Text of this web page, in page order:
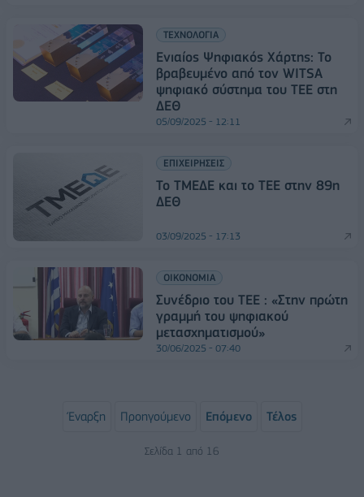
ΤΕΧΝΟΛΟΓΙΑ
Ενιαίος Ψηφιακός Χάρτης: Το
βραβευμένο από τον WITSA
ψηφιακό σύστημα του ΤΕΕ στη
ΔΕΘ
05/09/2025 - 12:11
ΕΠΙΧΕΙΡΗΣΕΙΣ
Το ΤΜΕΔΕ και το ΤΕΕ στην 89η
ΔΕΘ
03/09/2025 - 17:13
ΟΙΚΟΝΟΜΙΑ
Συνέδριο του ΤΕΕ : «Στην πρώτη
γραμμή του ψηφιακού
μετασχηματισμού»
30/06/2025 - 07:40
Έναρξη Προηγούμενο Επόμενο Τέλος
Σελίδα 1 από 16